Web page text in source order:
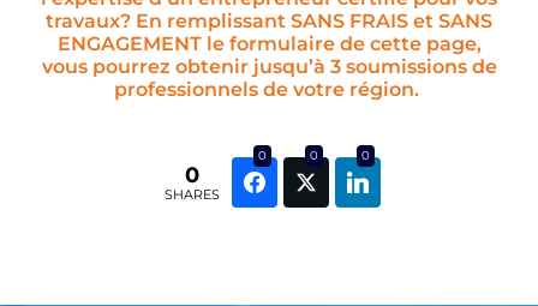
travaux? En remplissant SANS FRAIS et SANS
ENGAGEMENT le formulaire de cette page,
vous pourrez obtenir jusqu’à 3 soumissions de
professionnels de votre région.
0
SHARES
0 0 0